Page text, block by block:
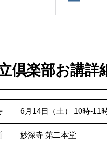
倶楽部お講詳
6月14日（土） 10時-11
妙深寺 第二本堂